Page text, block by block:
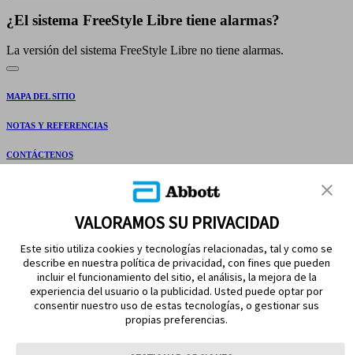
¿El sistema FreeStyle Libre tiene alarmas?
La versión del sistema FreeStyle Libre no tiene alarmas.
MAPA DEL SITIO
NOTAS Y REFERENCIAS
CONTÁCTENOS
MANTÉNGASE EN CONTACTO
VALORAMOS SU PRIVACIDAD
Este sitio utiliza cookies y tecnologías relacionadas, tal y como se
describe en nuestra política de privacidad, con fines que pueden
incluir el funcionamiento del sitio, el análisis, la mejora de la
experiencia del usuario o la publicidad. Usted puede optar por
consentir nuestro uso de estas tecnologías, o gestionar sus
propias preferencias.